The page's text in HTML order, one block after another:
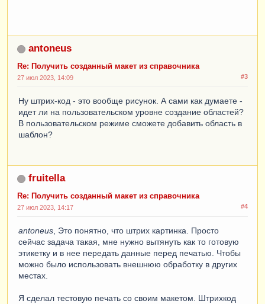
antoneus
Re: Получить созданный макет из справочника
#3
27 июл 2023, 14:09
Ну штрих-код - это вообще рисунок. А сами как думаете -
идет ли на пользовательском уровне создание областей?
В пользовательском режиме сможете добавить область в
шаблон?
fruitella
Re: Получить созданный макет из справочника
#4
27 июл 2023, 14:17
antoneus, Это понятно, что штрих картинка. Просто
сейчас задача такая, мне нужно вытянуть как то готовую
этикетку и в нее передать данные перед печатью. Чтобы
можно было использовать внешнюю обработку в других
местах.
Я сделал тестовую печать со своим макетом. Штрихкод